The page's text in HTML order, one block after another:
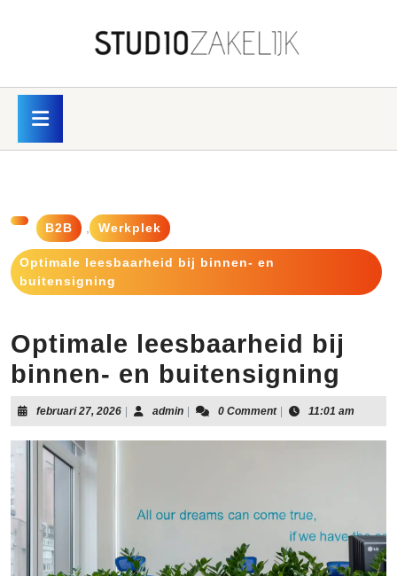
B2B Werkplek
Optimale leesbaarheid bij binnen- en
buitensigning
Optimale leesbaarheid bij
binnen- en buitensigning
februari 27, 2026februari
27,
2026
adminadmin 0 Comment 11:01 am